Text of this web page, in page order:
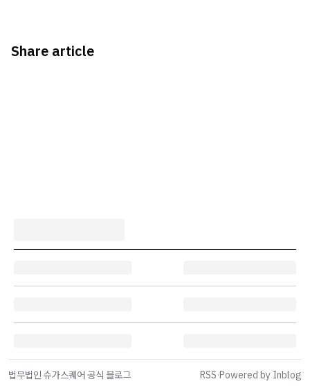
Share article
법무법인 슈가스퀘어 공식 블로그 RSS·Powered by Inblog